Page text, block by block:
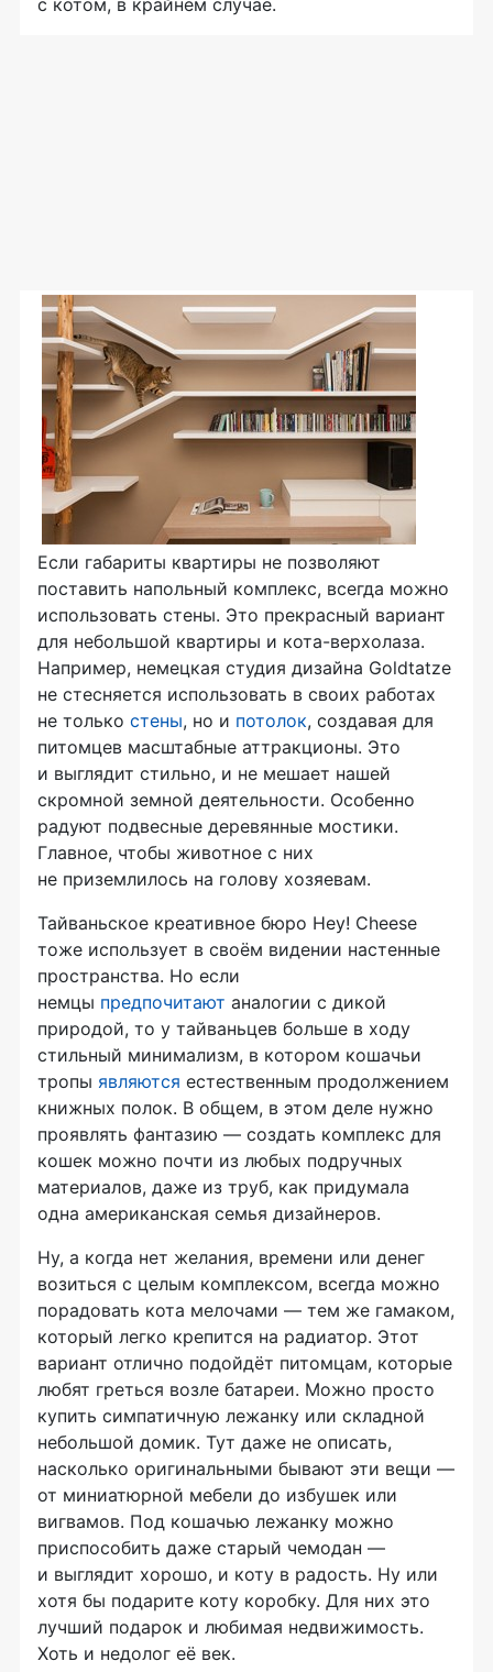
с котом, в крайнем случае.
Если габариты квартиры не позволяют
поставить напольный комплекс, всегда можно
использовать стены. Это прекрасный вариант
для небольшой квартиры и кота-верхолаза.
Например, немецкая студия дизайна Goldtatze
не стесняется использовать в своих работах
не только стены, но и потолок, создавая для
питомцев масштабные аттракционы. Это
и выглядит стильно, и не мешает нашей
скромной земной деятельности. Особенно
радуют подвесные деревянные мостики.
Главное, чтобы животное с них
не приземлилось на голову хозяевам.
Тайваньское креативное бюро Hey! Cheese
тоже использует в своём видении настенные
пространства. Но если
немцы предпочитают аналогии с дикой
природой, то у тайваньцев больше в ходу
стильный минимализм, в котором кошачьи
тропы являются естественным продолжением
книжных полок. В общем, в этом деле нужно
проявлять фантазию — создать комплекс для
кошек можно почти из любых подручных
материалов, даже из труб, как придумала
одна американская семья дизайнеров.
Ну, а когда нет желания, времени или денег
возиться с целым комплексом, всегда можно
порадовать кота мелочами — тем же гамаком,
который легко крепится на радиатор. Этот
вариант отлично подойдёт питомцам, которые
любят греться возле батареи. Можно просто
купить симпатичную лежанку или складной
небольшой домик. Тут даже не описать,
насколько оригинальными бывают эти вещи —
от миниатюрной мебели до избушек или
вигвамов. Под кошачью лежанку можно
приспособить даже старый чемодан —
и выглядит хорошо, и коту в радость. Ну или
хотя бы подарите коту коробку. Для них это
лучший подарок и любимая недвижимость.
Хоть и недолог её век.